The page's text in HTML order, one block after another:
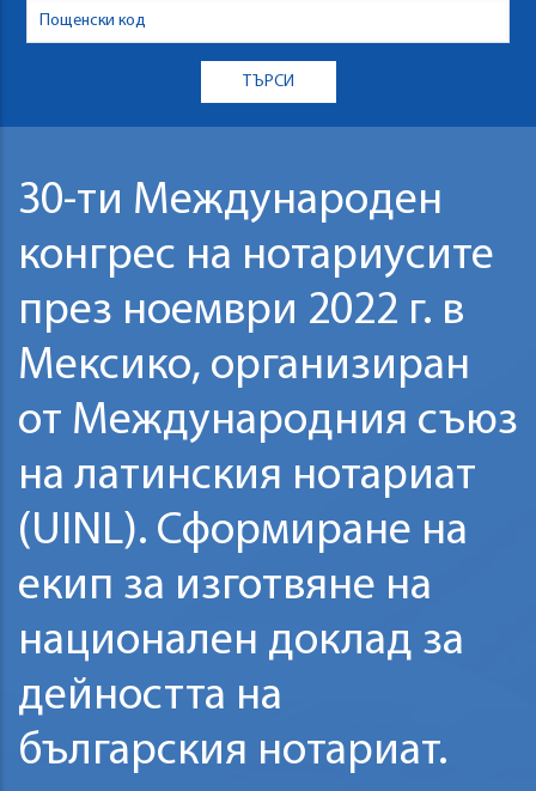
30-ти Международен
конгрес на нотариусите
през ноември 2022 г. в
Мексико, организиран
от Международния съюз
на латинския нотариат
(UINL). Сформиране на
екип за изготвяне на
национален доклад за
дейността на
българския нотариат.